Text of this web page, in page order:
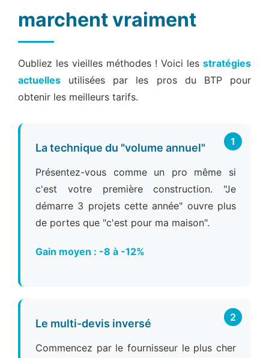
marchent vraiment
Oubliez les vieilles méthodes ! Voici les stratégies
actuelles utilisées par les pros du BTP pour
obtenir les meilleurs tarifs.
1
La technique du "volume annuel"
Présentez-vous comme un pro même si
c'est votre première construction. "Je
démarre 3 projets cette année" ouvre plus
de portes que "c'est pour ma maison".
Gain moyen : -8 à -12%
2
Le multi-devis inversé
Commencez par le fournisseur le plus cher